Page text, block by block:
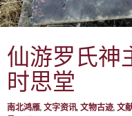
仙游罗氏神
时思堂
南北鸿雁, 文字资讯, 文物古迹, 文